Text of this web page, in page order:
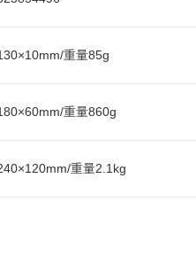
重量85g
重量860g
重量2.1kg